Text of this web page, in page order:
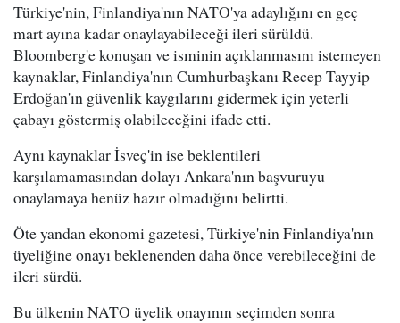
Türkiye'nin, Finlandiya'nın NATO'ya adaylığını en geç
mart ayına kadar onaylayabileceği ileri sürüldü.
Bloomberg'e konuşan ve isminin açıklanmasını istemeyen
kaynaklar, Finlandiya'nın Cumhurbaşkanı Recep Tayyip
Erdoğan'ın güvenlik kaygılarını gidermek için yeterli
çabayı göstermiş olabileceğini ifade etti.
Aynı kaynaklar İsveç'in ise beklentileri
karşılamamasından dolayı Ankara'nın başvuruyu
onaylamaya henüz hazır olmadığını belirtti.
Öte yandan ekonomi gazetesi, Türkiye'nin Finlandiya'nın
üyeliğine onayı beklenenden daha önce verebileceğini de
ileri sürdü.
Bu ülkenin NATO üyelik onayının seçimden sonra